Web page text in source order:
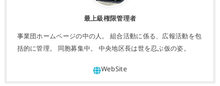
最上級権限管理者
事業団ホームページの中の人。 組合活動に係る、広報活動を包
括的に管理。 同胞募集中。 中央地区長は世を忍ぶ仮の姿。